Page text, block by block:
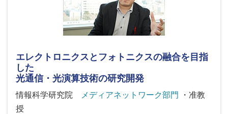
エレクトロニクスとフォトニクスの融合を目指
した
光通信・光演算技術の研究開発
情報科学研究院 メディアネットワーク部門
・准教
授